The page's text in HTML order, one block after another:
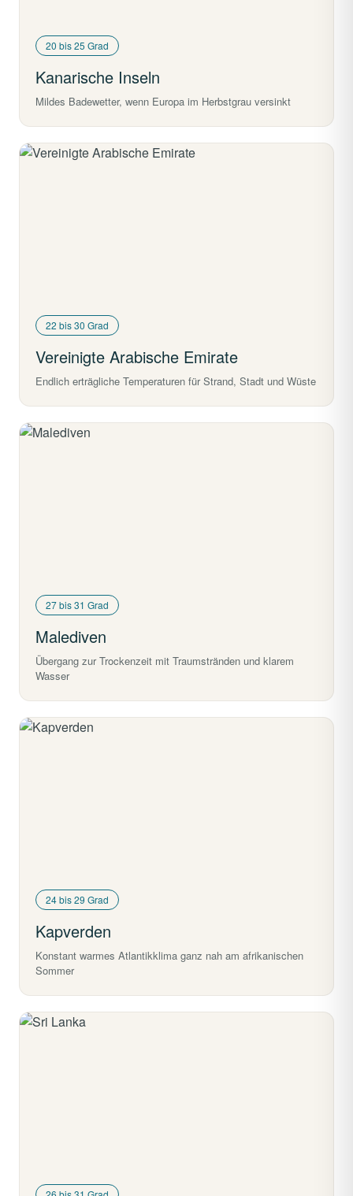
20 bis 25 Grad
Kanarische Inseln
Mildes Badewetter, wenn Europa im Herbstgrau versinkt
22 bis 30 Grad
Vereinigte Arabische Emirate
Endlich erträgliche Temperaturen für Strand, Stadt und Wüste
27 bis 31 Grad
Malediven
Übergang zur Trockenzeit mit Traumstränden und klarem
Wasser
24 bis 29 Grad
Kapverden
Konstant warmes Atlantikklima ganz nah am afrikanischen
Sommer